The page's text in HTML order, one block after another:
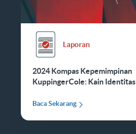
Laporan
2024 Kompas Kepemimpinan
KuppingerCole: Kain Identitas
Baca Sekarang